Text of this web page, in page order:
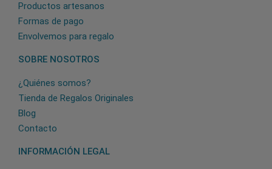
Productos artesanos
Formas de pago
Envolvemos para regalo
SOBRE NOSOTROS
¿Quiénes somos?
Tienda de Regalos Originales
Blog
Contacto
INFORMACIÓN LEGAL